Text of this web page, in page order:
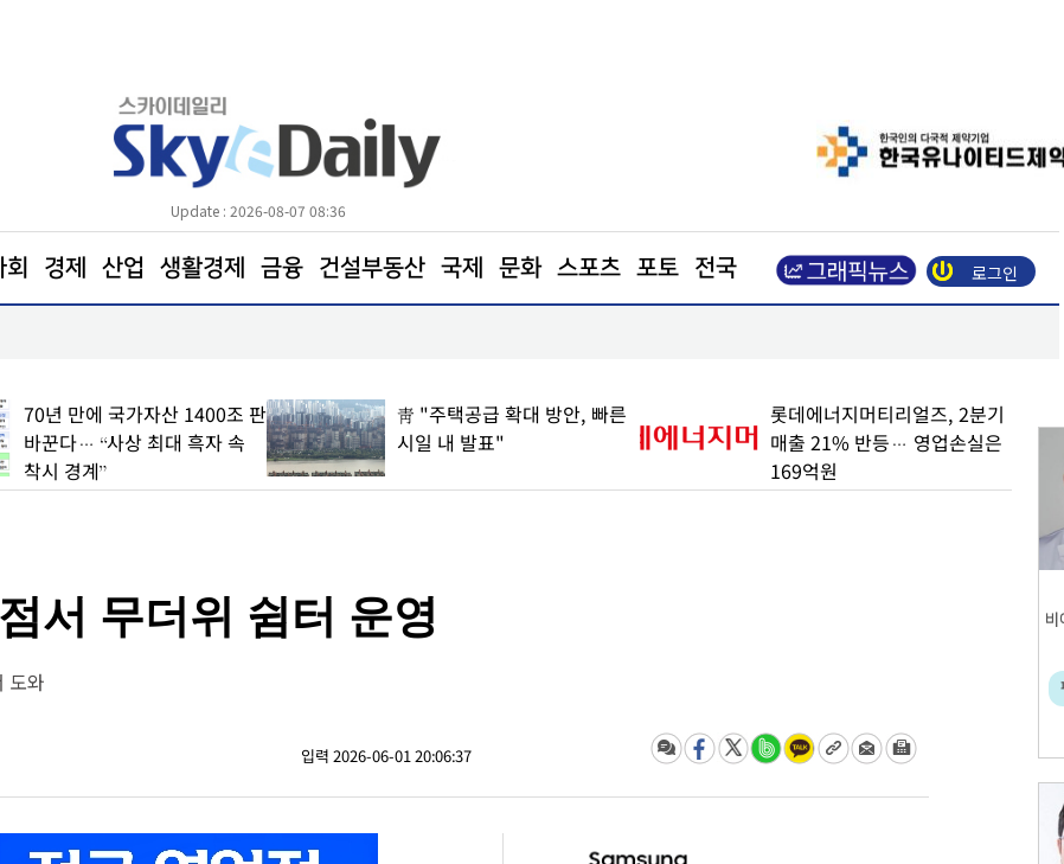
Update : 2026-08-07 08:36
회 경제 산업 생활경제 금융 건설부동산 국제 문화 스포츠 포토 전국 로그인
70년 만에 국가자산 1400조 판
바꾼다… “사상 최대 흑자 속
착시 경계”
靑 "주택공급 확대 방안, 빠른
시일 내 발표"
롯데에너지머티리얼즈, 2분기
매출 21% 반등… 영업손실은
169억원
서 무더위 쉼터 운영
도와
입력 2026-06-01 20:06:37